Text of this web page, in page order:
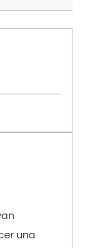
una